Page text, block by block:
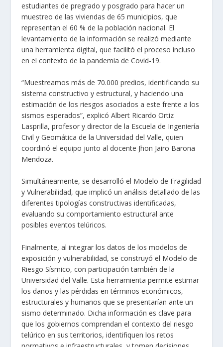
estudiantes de pregrado y posgrado para hacer un
muestreo de las viviendas de 65 municipios, que
representan el 60 % de la población nacional. El
levantamiento de la información se realizó mediante
una herramienta digital, que facilitó el proceso incluso
en el contexto de la pandemia de Covid-19.
“Muestreamos más de 70.000 predios, identificando su
sistema constructivo y estructural, y haciendo una
estimación de los riesgos asociados a este frente a los
sismos esperados”, explicó Albert Ricardo Ortiz
Lasprilla, profesor y director de la Escuela de Ingeniería
Civil y Geomática de la Universidad del Valle, quien
coordinó el equipo junto al docente Jhon Jairo Barona
Mendoza.
Simultáneamente, se desarrolló el Modelo de Fragilidad
y Vulnerabilidad, que implicó un análisis detallado de las
diferentes tipologías constructivas identificadas,
evaluando su comportamiento estructural ante
posibles eventos telúricos.
Finalmente, al integrar los datos de los modelos de
exposición y vulnerabilidad, se construyó el Modelo de
Riesgo Sísmico, con participación también de la
Universidad del Valle. Esta herramienta permite estimar
los daños y las pérdidas en términos económicos,
estructurales y humanos que se presentarían ante un
sismo determinado. Dicha información es clave para
que los gobiernos comprendan el contexto del riesgo
telúrico en sus territorios, identifiquen los retos